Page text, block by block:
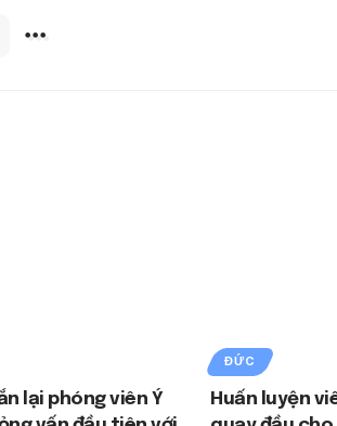
lại phóng viên Ý
ĐỨC
Huấn luyện